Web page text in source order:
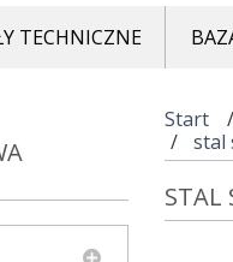
TECHNICZNE
Start
stal
STAL